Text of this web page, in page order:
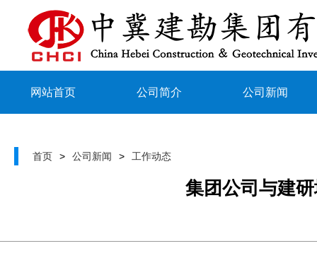
网站首页 公司简介 公司新闻
首页 > 公司新闻 > 工作动态
集团公司与建